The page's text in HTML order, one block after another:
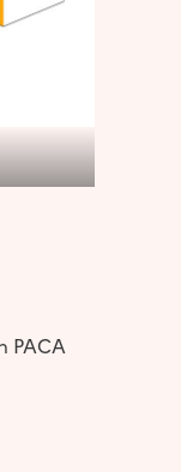
PACA